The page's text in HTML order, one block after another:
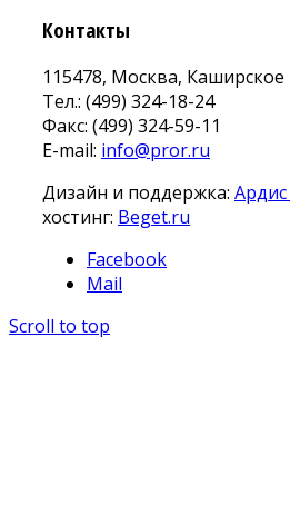
Контакты
115478, Москва, Каширское
Тел.: (499) 324-18-24
Факс: (499) 324-59-11
E-mail: info@pror.ru
Дизайн и поддержка:
хостинг: Beget.ru
Facebook
Mail
Scroll to top